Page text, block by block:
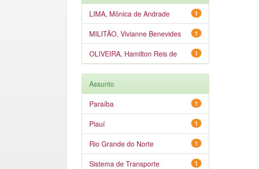
1
LIMA, Mônica de Andrade
1
MILITÃO, Vivianne Benevides
1
OLIVEIRA, Hamilton Reis de
Assunto
1
Paraíba
1
Piauí
1
Rio Grande do Norte
1
Sistema de Transporte